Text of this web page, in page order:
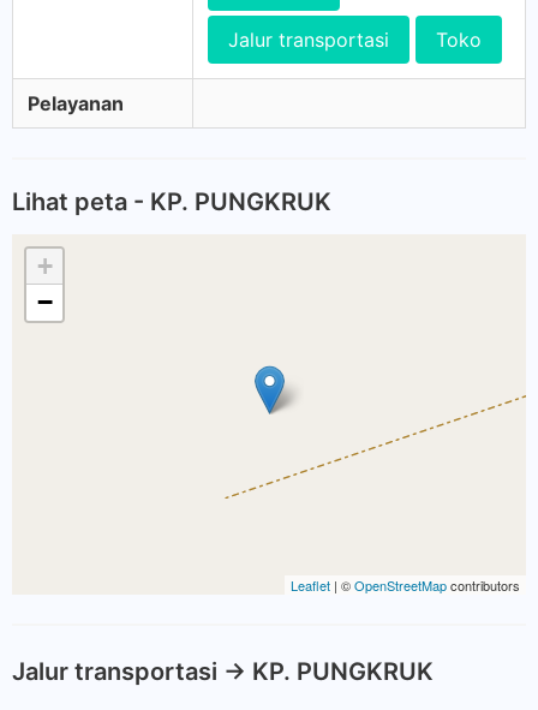
Jalur transportasi Toko
Pelayanan
Lihat peta - KP. PUNGKRUK
+
−
Leaflet | ©OpenStreetMapcontributors
Jalur transportasi -> KP. PUNGKRUK